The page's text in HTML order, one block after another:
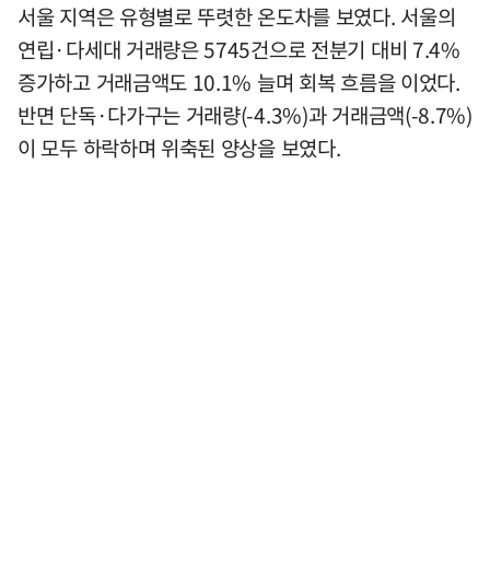
서울 지역은 유형별로 뚜렷한 온도차를 보였다. 서울의
연립·다세대 거래량은 5745건으로 전분기 대비 7.4%
증가하고 거래금액도 10.1% 늘며 회복 흐름을 이었다.
반면 단독·다가구는 거래량(-4.3%)과 거래금액(-8.7%)
이 모두 하락하며 위축된 양상을 보였다.